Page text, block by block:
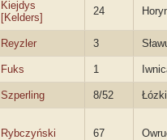
Kiejdys
[Kelders]
24
Reyzler 3
Fuks 1
Szperling 8/52 Łózki
Rybczyński 67